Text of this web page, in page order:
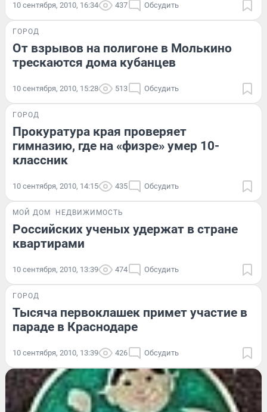
10 сентября, 2010, 16:34 437 Обсудить
ГОРОД
От взрывов на полигоне в Молькино
трескаются дома кубанцев
10 сентября, 2010, 15:28 513 Обсудить
ГОРОД
Прокуратура края проверяет
гимназию, где на «физре» умер 10-
классник
10 сентября, 2010, 14:15 435 Обсудить
МОЙ ДОМ НЕДВИЖИМОСТЬ
Российских ученых удержат в стране
квартирами
10 сентября, 2010, 13:39 474 Обсудить
ГОРОД
Тысяча первоклашек примет участие в
параде в Краснодаре
10 сентября, 2010, 13:39 426 Обсудить